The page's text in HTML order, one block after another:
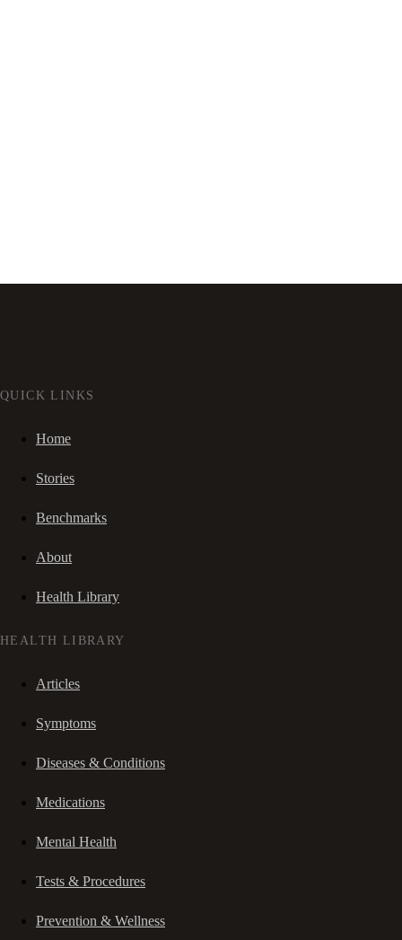
QUICK LINKS
Home
Stories
Benchmarks
About
Health Library
HEALTH LIBRARY
Articles
Symptoms
Diseases & Conditions
Medications
Mental Health
Tests & Procedures
Prevention & Wellness